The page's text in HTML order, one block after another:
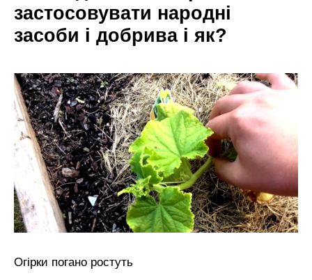
застосовувати народні
засоби і добрива і як?
Огірки погано ростуть